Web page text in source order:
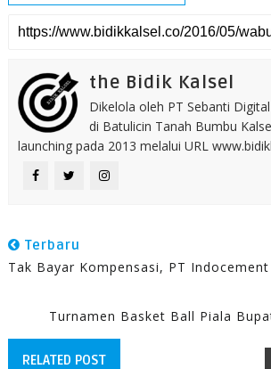
the Bidik Kalsel
Dikelola oleh PT Sebanti
di Batulicin Tanah Bumbu
launching pada 2013 melalui URL
Terbaru
Tak Bayar Kompensasi, PT
Turnamen Basket Ball Piala
RELATED POST